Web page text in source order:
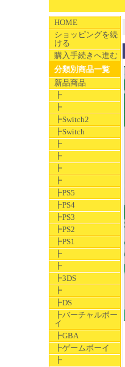
HOME
ショッピングを続
ける
購入手続きへ進む
分類別商品一覧
新品商品
┣
┣
┣Switch2
┣Switch
┣
┣
┣
┣
┣PS5
┣PS4
┣PS3
┣PS2
┣PS1
┣
┣
┣3DS
┣
┣DS
┣バーチャルボー
イ
┣GBA
┣ゲームボーイ
┣